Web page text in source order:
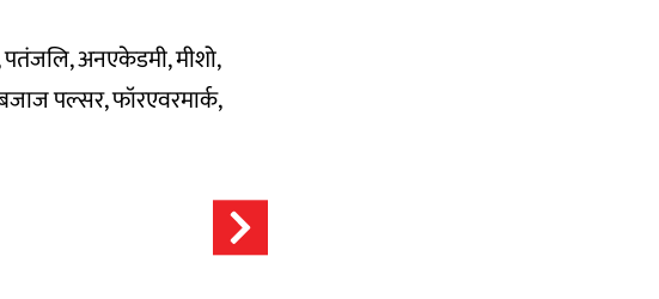
पतंजलि, अनएकेडमी, मीशो,
पल्सर, फॉरएवरमार्क,